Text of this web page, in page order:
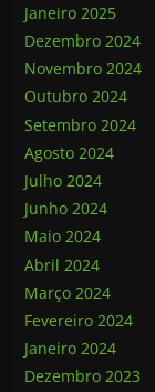
Janeiro 2025
Dezembro 2024
Novembro 2024
Outubro 2024
Setembro 2024
Agosto 2024
Julho 2024
Junho 2024
Maio 2024
Abril 2024
Março 2024
Fevereiro 2024
Janeiro 2024
Dezembro 2023